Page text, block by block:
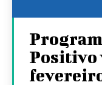
Positivo